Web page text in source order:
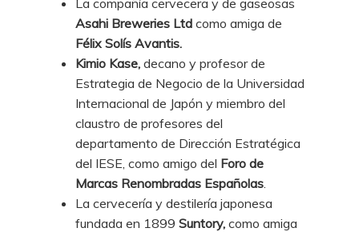
Asahi Breweries Ltdcomo amiga de
Félix Solís Avantis.
Kimio Kase,decano y profesor de
Estrategia de Negocio de la Universidad
Internacional de Japón y miembro del
claustro de profesores del
departamento de Dirección Estratégica
del IESE, como amigo del Foro de
Marcas Renombradas Españolas
La cervecería y destilería japonesa
fundada en 1899 Suntory, como amiga